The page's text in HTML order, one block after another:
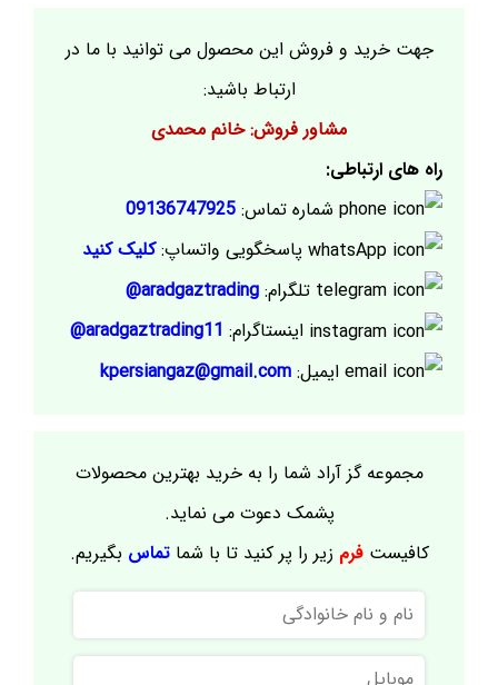
جهت خرید و فروش این محصول می توانید با ما در
ارتباط باشید:
مشاور فروش: خانم محمدی
راه های ارتباطی:
شماره تماس: 09136747925
پاسخگویی واتساپ:کلیک کنید
تلگرام: aradgaztrading@
اینستاگرام: aradgaztrading11@
ایمیل: kpersiangaz@gmail.com
مجموعه گز آراد شما را به خرید بهترین محصولات
پشمک دعوت می نماید.
کافیستفرم زیر را پر کنید تا با شماتماس بگیریم.
نام
و
نام
خانوادگی
موبایل